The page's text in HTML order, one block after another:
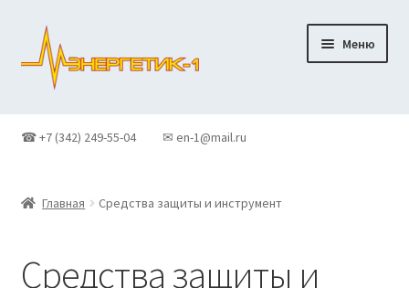
Перейти
навигации
Перейти
содержимому
Меню
Контакты
Корзина
☎ +7 (342) 249-55-04 ✉ en-1@mail.ru
Главная Средства защиты и инструмент
Средства защиты и